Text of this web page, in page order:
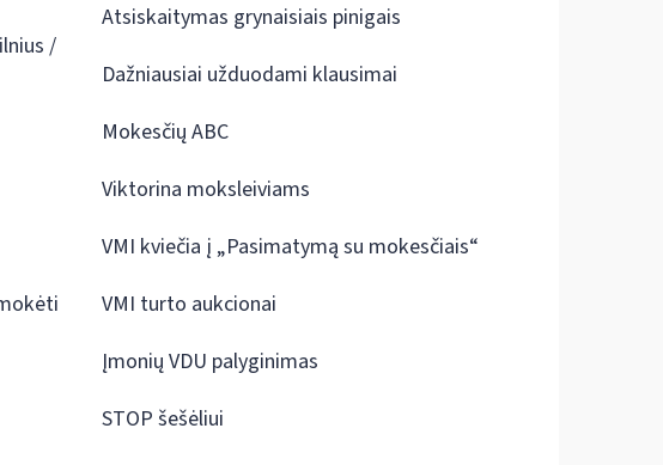
/
Atsiskaitymas grynaisiais pinigais
Dažniausiai užduodami klausimai
Mokesčių ABC
Viktorina moksleiviams
VMI kviečia į „Pasimatymą su mokesčiais“
VMI turto aukcionai
Įmonių VDU palyginimas
STOP šešėliui